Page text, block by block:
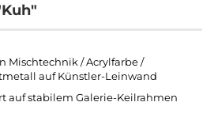
Mischtechnik / Acrylfarbe /
auf Künstler-Leinwand
auf stabilem Galerie-Keilrahmen